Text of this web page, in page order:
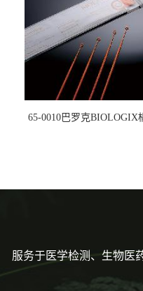
65-0010巴罗克BIOLOGIX
服务于医学检测、生物医